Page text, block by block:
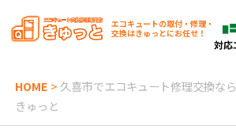
トップページ
エコキュートの取付・修理・
交換はきゅっとにお任せ！
HOME >久喜市でエコキュート修理交換なら
きゅっと